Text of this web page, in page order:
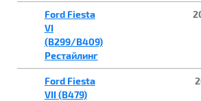
Ford Fiesta
VI
(B299/B409)
Рестайлинг
Ford Fiesta
VII (B479)